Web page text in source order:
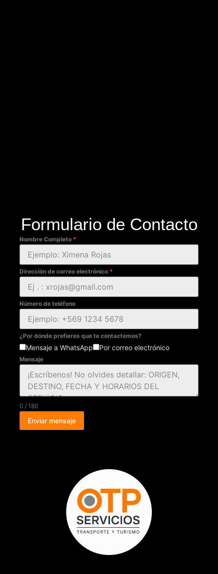
Formulario de Contacto
Nombre Completo *
Dirección de correo electrónico *
Número de teléfono
¿Por dónde prefieres que te contactemos?
Mensaje a WhatsApp Por correo electrónico
Mensaje
0 / 180
Enviar mensaje